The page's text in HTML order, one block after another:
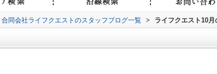
合同会社ライフクエストのスタッフブログ一覧 > ライフクエスト10月